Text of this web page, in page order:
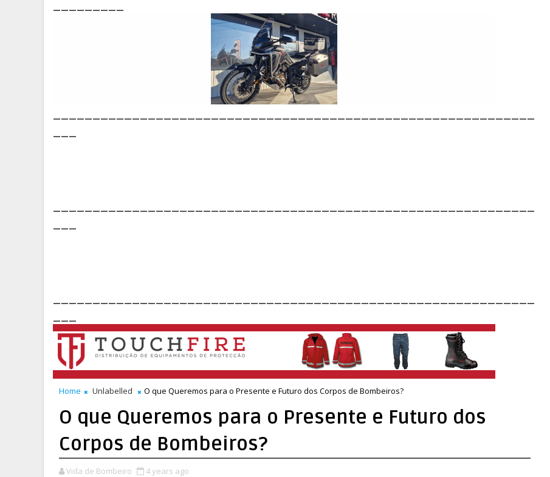
Home Unlabelled O que Queremos para o Presente e Futuro dos Corpos de Bombeiros?
O que Queremos para o Presente e Futuro dos
Corpos de Bombeiros?
Vida de Bombeiro 4 years ago